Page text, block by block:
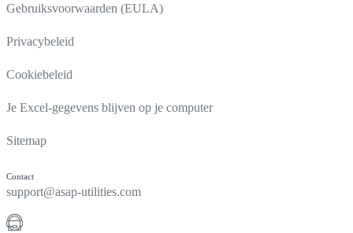
Gebruiksvoorwaarden (EULA)
Privacybeleid
Cookiebeleid
Je Excel-gegevens blijven op je computer
Sitemap
Contact
support@asap-utilities.com